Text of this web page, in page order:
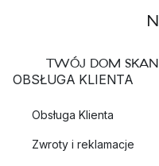
TWÓJ DOM
OBSŁUGA KLIENTA
Obsługa Klienta
Zwroty i reklamacje